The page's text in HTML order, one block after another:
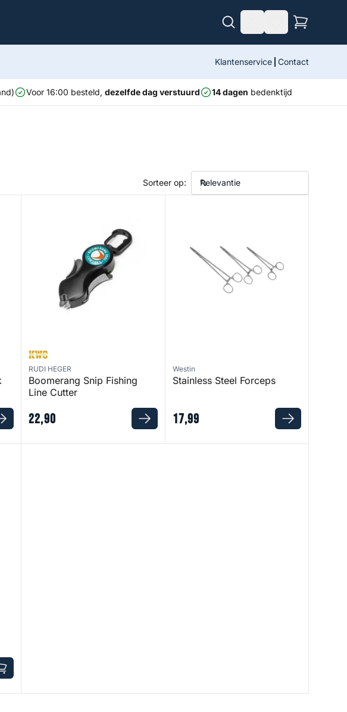
Klantenservice Contact
Voor 16:00 besteld, dezelfde dag verstuurd 14 dagen bedenktijd
Sorteer op:
RUDI HEGER
Boomerang Snip Fishing
Line Cutter
22,90
Westin
Stainless Steel Forceps
17,99